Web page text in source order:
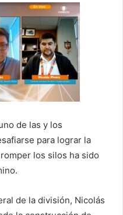
de las y los
para lograr la
los silos ha sido
de la división, Nicolás